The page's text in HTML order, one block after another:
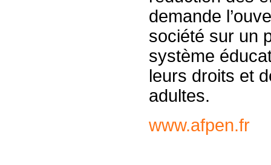
demande
société sur un
système
leurs droits et
adultes.
www.afpen.fr